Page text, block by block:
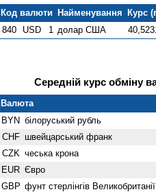
Код валюти Найменування Курс
840
USD 1 долар США
Середній курс обміну
Валюта
BYN білоруський рубль
CHF швейцарський франк
CZK чеська крона
EUR Євро
GBP фунт стерлінгів Велико­британії